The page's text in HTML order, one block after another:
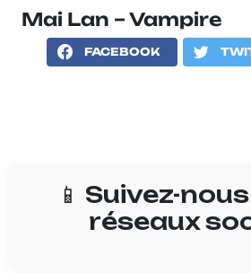
Mai Lan – Vampire
FACEBOOK
📱 Suivez-
réseaux